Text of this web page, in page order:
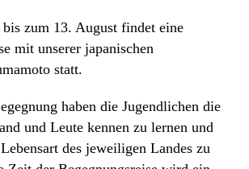
zum 13. August findet eine
mit unserer japanischen
statt.
haben die Jugendlichen die
und Leute kennen zu lernen und
des jeweiligen Landes zu